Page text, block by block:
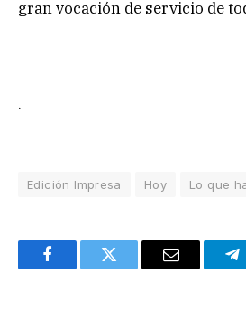
gran vocación de servicio de
.
Edición Impresa Hoy Lo que
FacebookTwitter Email